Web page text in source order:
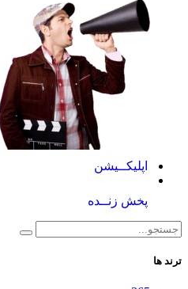
زنــده